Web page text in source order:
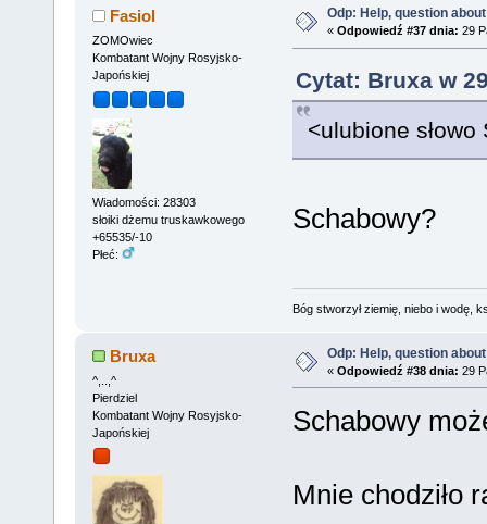
Fasiol
ZOMOwiec
Kombatant Wojny Rosyjsko-
Japońskiej
Wiadomości: 28303
słoiki dżemu truskawkowego
+65535/-10
Płeć:
Odp: Help, question
« Odpowiedź #37 dnia: 29
Cytat: Bruxa w
<ulubione
Schabowy?
Bóg stworzył ziemię, niebo i wodę,
Bruxa
^,..,^
Pierdziel
Kombatant Wojny Rosyjsko-
Japońskiej
Odp: Help, question
« Odpowiedź #38 dnia: 29
Schabowy
Mnie chodziło